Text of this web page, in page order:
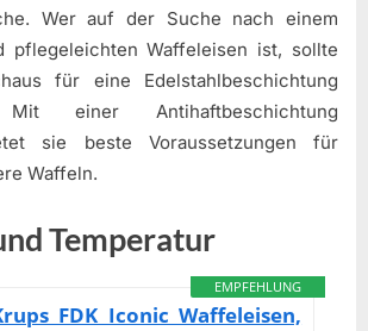
Wer auf der Suche nach einem
pflegeleichten Waffeleisen ist, sollte
für eine Edelstahlbeschichtung
Mit einer Antihaftbeschichtung
sie beste Voraussetzungen für
Waffeln.
Temperatur
EMPFEHLUNG
FDK Iconic Waffeleisen,